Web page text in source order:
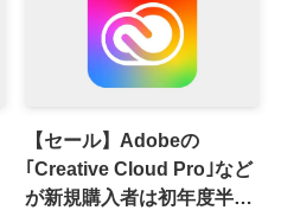
【セール】Adobeの
｢Creative Cloud Pro｣など
が新規購入者は初年度半額